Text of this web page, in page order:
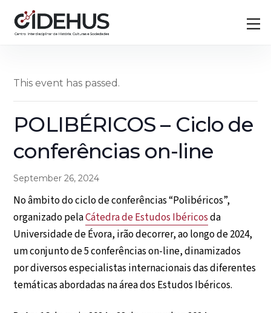
content
This event has passed.
POLIBÉRICOS – Ciclo de
conferências on-line
September 26, 2024
No âmbito do ciclo de conferências “Polibéricos”,
organizado pelaCátedra de Estudos Ibéricosda
Universidade de Évora, irão decorrer, ao longo de 2024,
um conjunto de 5 conferências on-line, dinamizados
por diversos especialistas internacionais das diferentes
temáticas abordadas na área dos Estudos Ibéricos.